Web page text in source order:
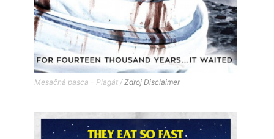
Mesačná pasca - Plagát /Zdroj Disclaimer